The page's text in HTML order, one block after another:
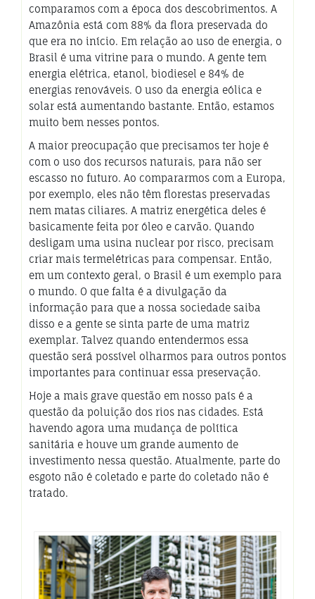
comparamos com a época dos descobrimentos. A
Amazônia está com 88% da flora preservada do
que era no início. Em relação ao uso de energia, o
Brasil é uma vitrine para o mundo. A gente tem
energia elétrica, etanol, biodiesel e 84% de
energias renováveis. O uso da energia eólica e
solar está aumentando bastante. Então, estamos
muito bem nesses pontos.
A maior preocupação que precisamos ter hoje é
com o uso dos recursos naturais, para não ser
escasso no futuro. Ao compararmos com a Europa,
por exemplo, eles não têm florestas preservadas
nem matas ciliares. A matriz energética deles é
basicamente feita por óleo e carvão. Quando
desligam uma usina nuclear por risco, precisam
criar mais termelétricas para compensar. Então,
em um contexto geral, o Brasil é um exemplo para
o mundo. O que falta é a divulgação da
informação para que a nossa sociedade saiba
disso e a gente se sinta parte de uma matriz
exemplar. Talvez quando entendermos essa
questão será possível olharmos para outros pontos
importantes para continuar essa preservação.
Hoje a mais grave questão em nosso país é a
questão da poluição dos rios nas cidades. Está
havendo agora uma mudança de política
sanitária e houve um grande aumento de
investimento nessa questão. Atualmente, parte do
esgoto não é coletado e parte do coletado não é
tratado.